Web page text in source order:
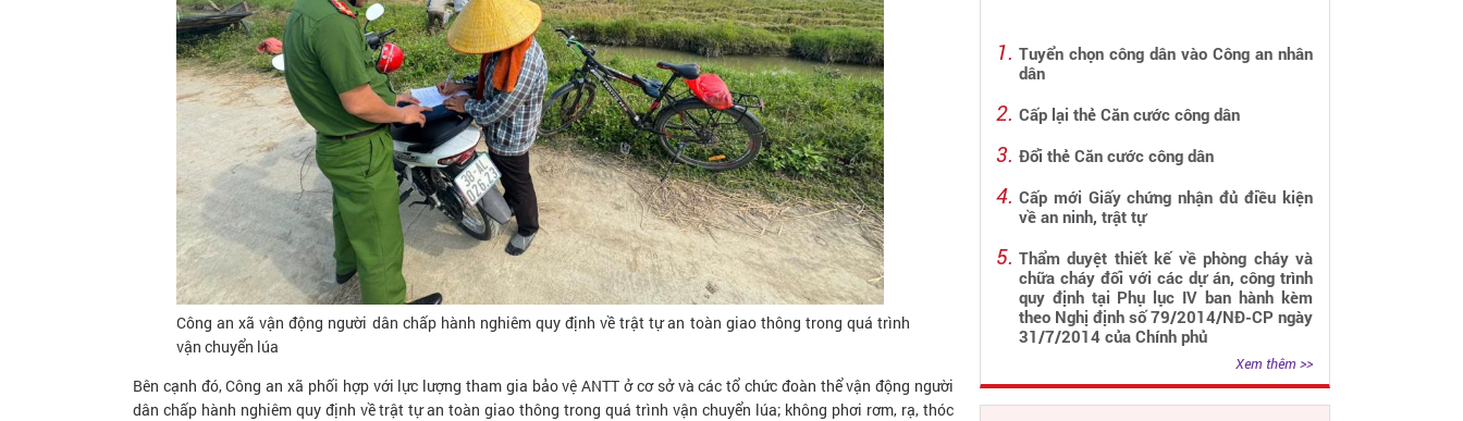
Công an xã vận động người dân chấp hành nghiêm quy định về trật tự an toàn giao thông trong quá trình
vận chuyển lúa
Bên cạnh đó, Công an xã phối hợp với lực lượng tham gia bảo vệ ANTT ở cơ sở và các tổ chức đoàn thể vận động người
dân chấp hành nghiêm quy định về trật tự an toàn giao thông trong quá trình vận chuyển lúa; không phơi rơm, rạ, thóc
Tuyển chọn công dân vào Công an nhân
dân
Cấp lại thẻ Căn cước công dân
Đổi thẻ Căn cước công dân
Cấp mới Giấy chứng nhận đủ điều kiện
về an ninh, trật tự
Thẩm duyệt thiết kế về phòng cháy và
chữa cháy đối với các dự án, công trình
quy định tại Phụ lục IV ban hành kèm
theo Nghị định số 79/2014/NĐ-CP ngày
31/7/2014 của Chính phủ
Xem thêm >>